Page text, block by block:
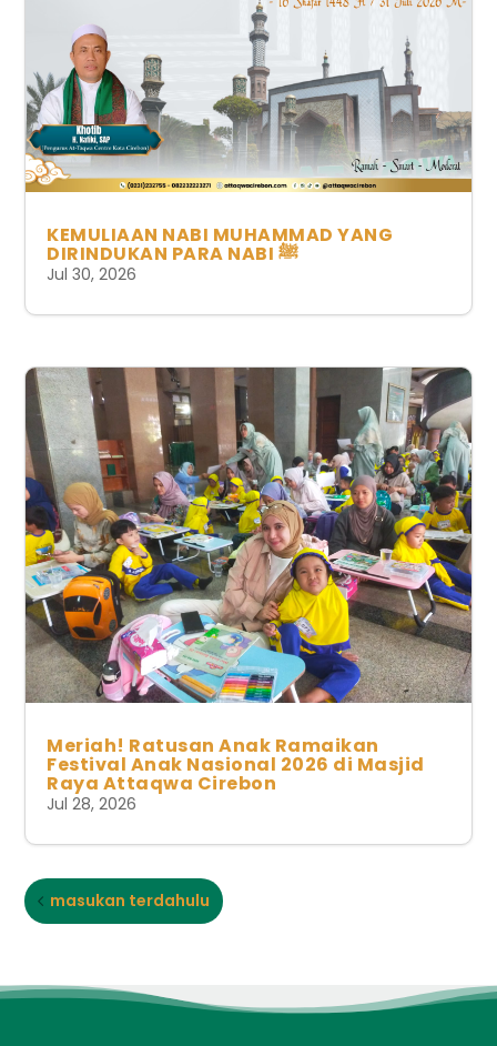
KEMULIAAN NABI MUHAMMAD YANG
DIRINDUKAN PARA NABI ﷺ
Jul 30, 2026
Meriah! Ratusan Anak Ramaikan
Festival Anak Nasional 2026 di Masjid
Raya Attaqwa Cirebon
Jul 28, 2026
masukan terdahulu